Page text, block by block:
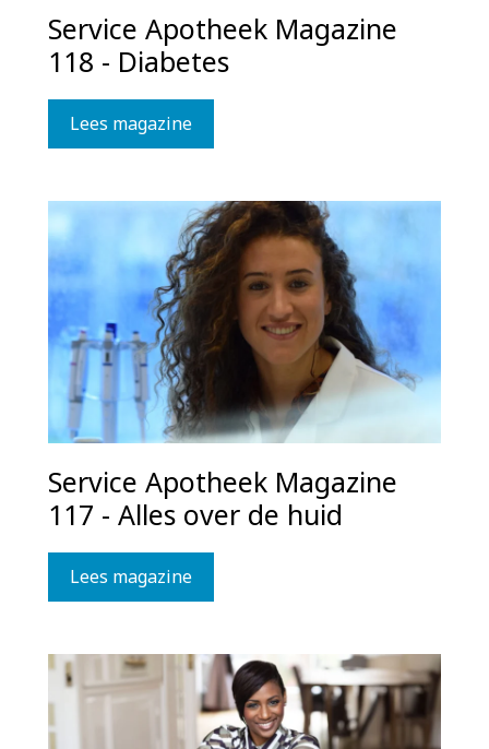
Service Apotheek Magazine
118 - Diabetes
Lees magazine
Service Apotheek Magazine
117 - Alles over de huid
Lees magazine